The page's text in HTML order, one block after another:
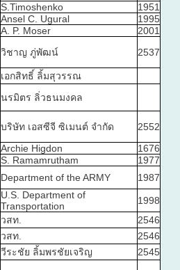
S.Timoshenko
1951
Ansel C. Ugural
1995
A. P. Moser
2001
วิชาญ ภู่พัฒน์ 2537
เอกสิทธิ์ ลิ้มสุวรรณ
นรมิตร ลิ่วธนมงคล
บริษัท เอสซีจี ซิเมนต์ จำกัด
2552
Archie Higdon
1676
S. Ramamrutham
1977
Department of the ARMY 1987
U.S. Department of
Transportation
1998
วสท.
2546
วสท.
2546
วีระชัย ลิ้มพรชัยเจริญ
2545